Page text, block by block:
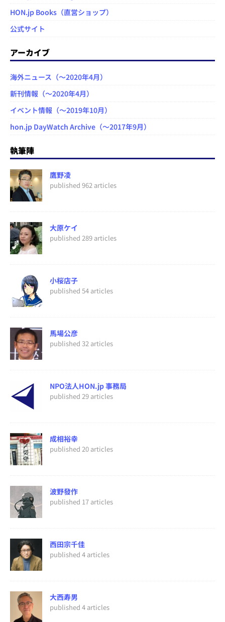
HON.jp Books（直営ショップ）
公式サイト
アーカイブ
海外ニュース（～2020年4月）
新刊情報（～2020年4月）
イベント情報（～2019年10月）
hon.jp DayWatch Archive（～2017年9月）
執筆陣
鷹野凌
published 962 articles
大原ケイ
published 289 articles
小桜店子
published 54 articles
馬場公彦
published 32 articles
NPO法人HON.jp 事務局
published 29 articles
成相裕幸
published 20 articles
波野發作
published 17 articles
西田宗千佳
published 4 articles
大西寿男
published 4 articles